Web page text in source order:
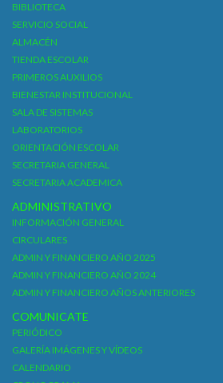
BIBLIOTECA
SERVICIO SOCIAL
ALMACÉN
TIENDA ESCOLAR
PRIMEROS AUXILIOS
BIENESTAR INSTITUCIONAL
SALA DE SISTEMAS
LABORATORIOS
ORIENTACIÓN ESCOLAR
SECRETARIA GENERAL
SECRETARIA ACADEMICA
ADMINISTRATIVO
INFORMACIÓN GENERAL
CIRCULARES
ADMIN Y FINANCIERO AÑO 2025
ADMIN Y FINANCIERO AÑO 2024
ADMIN Y FINANCIERO AÑOS ANTERIORES
COMUNICATE
PERIÓDICO
GALERÍA IMÁGENES Y VÍDEOS
CALENDARIO